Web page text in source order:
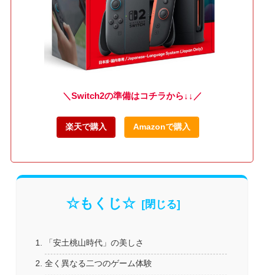
＼Switch2の準備はコチラから↓↓／
楽天で購入 Amazonで購入
☆もくじ☆
「安土桃山時代」の美しさ
全く異なる二つのゲーム体験